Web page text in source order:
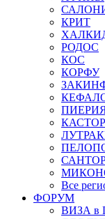
КРИТ
РОДОС
КОС
КОРФУ
Все
ФОРУМ
ВИЗА в